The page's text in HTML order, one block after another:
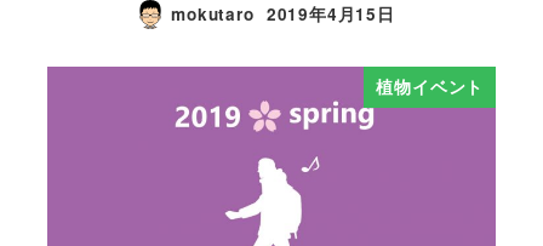
mokutaro 2019年4月15日
植物イベント